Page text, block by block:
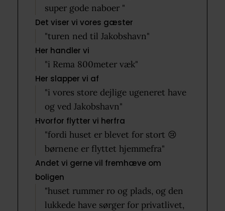
super gode naboer "
Det viser vi vores gæster
"turen ned til Jakobshavn"
Her handler vi
"i Rema 800meter væk"
Her slapper vi af
"i vores store dejlige ugeneret have
og ved Jakobshavn"
Hvorfor flytter vi herfra
"fordi huset er blevet for stort 😢
børnene er flyttet hjemmefra"
Andet vi gerne vil fremhæve om
boligen
"huset rummer ro og plads, og den
lukkede have sørger for privatlivet,